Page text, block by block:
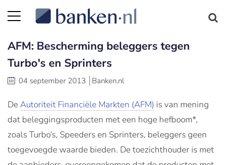
AFM: Bescherming beleggers tegen
Turbo's en Sprinters
04 september 2013 Banken.nl
DeAutoriteit Financiële Markten (AFM) is van mening
dat beleggingsproducten met een hoge hefboom*,
zoals Turbo’s, Speeders en Sprinters, beleggers geen
toegevoegde waarde bieden. De toezichthouder is met